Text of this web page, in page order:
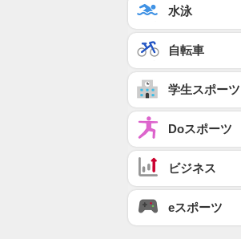
水泳
自転車
学生スポーツ
Doスポーツ
ビジネス
eスポーツ